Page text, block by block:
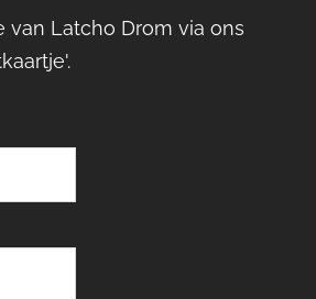
van Latcho Drom via ons